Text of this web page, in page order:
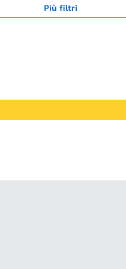
Più filtri